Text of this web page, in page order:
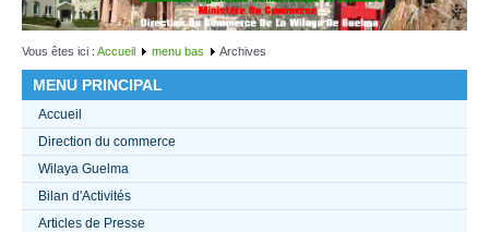
LIENS WEB
CONTACT
TEXTES 2021
ACTUALITÉS 2021
Vous êtes ici : Accueil menu bas Archives
MENU PRINCIPAL
Accueil
Direction du commerce
Wilaya Guelma
Bilan d'Activités
Articles de Presse